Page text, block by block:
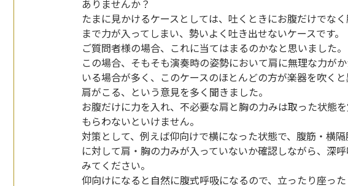
ありませんか？
たまに見かけるケースとしては、吐くときにお腹だけでな
まで力が入ってしまい、勢いよく吐き出せないケースです。
ご質問者様の場合、これに当てはまるのかなと思いました。
この場合、そもそも演奏時の姿勢において肩に無理な力が
いる場合が多く、このケースのほとんどの方が楽器を吹く
肩がこる、という意見を多く聞きました。
お腹だけに力を入れ、不必要な肩と胸の力みは取った状態
もらわないといけません。
対策として、例えば仰向けで横になった状態で、腹筋・横隔
に対して肩・胸の力みが入っていないか確認しながら、深
みてください。
仰向けになると自然に腹式呼吸になるので、立ったり座っ